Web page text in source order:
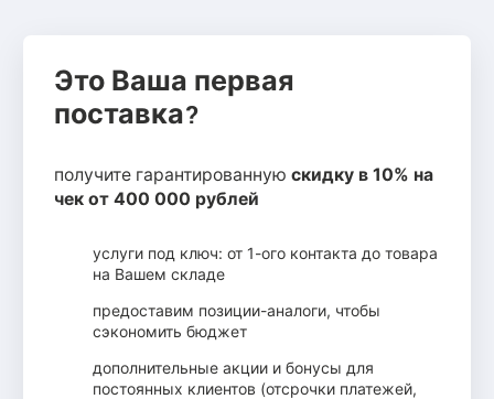
Это Ваша первая
поставка?
получите гарантированную скидку в 10% на
чек от 400 000 рублей
услуги под ключ: от 1-ого контакта до товара
на Вашем складе
предоставим позиции-аналоги, чтобы
сэкономить бюджет
дополнительные акции и бонусы для
постоянных клиентов (отсрочки платежей,